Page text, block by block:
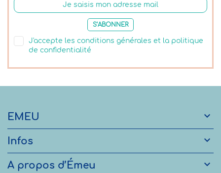
S’ABONNER
J'accepte les conditions générales et la politique
de confidentialité
EMEU 
Infos 
A propos d’Émeu 